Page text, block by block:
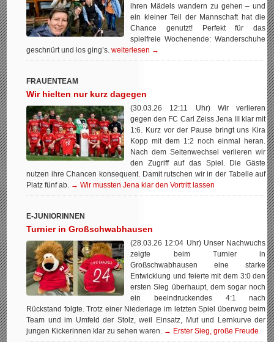
ihren Mädels wandern zu gehen – und
ein kleiner Teil der Mannschaft hat die
Chance genutzt! Perfekt für das
spielfreie Wochenende: Wanderschuhe
geschnürt und los ging’s.weiterlesen →
FRAUENTEAM
Wir hielten nur kurz dagegen
(30.03.26 12:11 Uhr) Wir verlieren
gegen den FC Carl Zeiss Jena III klar mit
1:6. Kurz vor der Pause bringt uns Kira
Kopp mit dem 1:2 noch einmal heran.
Nach dem Seitenwechsel verlieren wir
den Zugriff auf das Spiel. Die Gäste
nutzen ihre Chancen konsequent. Damit rutschen wir in der Tabelle auf
Platz fünf ab. → Wir mussten Jena klar den Vortritt lassen
E-JUNIORINNEN
Turnier in Großschwabhausen
(28.03.26 12:04 Uhr) Unser Nachwuchs
zeigte beim Turnier in
Großschwabhausen eine starke
Entwicklung und feierte mit dem 3:0 den
ersten Sieg überhaupt, dem sogar noch
ein beeindruckendes 4:1 nach
Rückstand folgte. Trotz einer Niederlage im letzten Spiel überwog beim
Team und im Umfeld der Stolz, weil Einsatz, Mut und Lernkurve der
jungen Kickerinnen klar zu sehen waren. → Erster Sieg, große Freude